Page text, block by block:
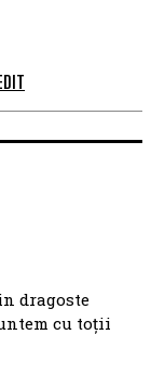
dragoste
cu toții